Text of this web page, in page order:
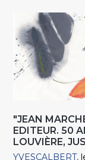
"JEAN
EDITEUR. 50
LOUVIÈRE,
YVESCALBERT